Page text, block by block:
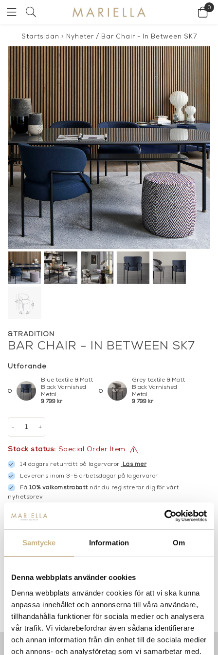
Samtycke Information Om
Denna webbplats använder cookies
Denna webbplats använder cookies för att vi ska kunna
anpassa innehållet och annonserna till våra användare,
tillhandahålla funktioner för sociala medier och analysera
vår trafik. Vi vidarebefordrar även sådana identifierare
och annan information från din enhet till de sociala medier
och annons- och analysföretag som vi samarbetar med.
0
Startsidan > Nyheter/ Bar Chair - In Between SK7
&TRADITION
BAR CHAIR - IN BETWEEN SK7
Utförande
Blue textile & Matt
Black Varnished
Metal
9 799 kr
Grey textile & Matt
Black Varnished
Metal
9 799 kr
+
-
Stock status: Special Order Item
14 dagars returrätt på lagervaror. Läs mer
Leverans inom 3-5 arbetsdagar på lagervaror
Få 10% välkomstrabattnär du registrerar dig för vårt
nyhetsbrev
900:- i frakt vid köp av större möbler
DESCRIPTION
SPECIFICATION